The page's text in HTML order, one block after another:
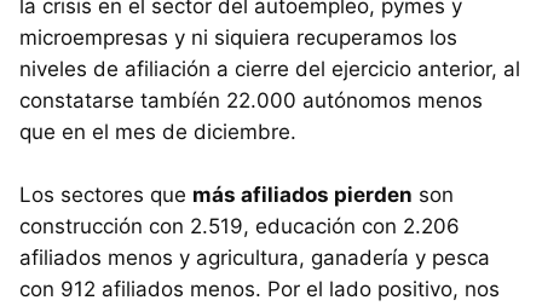
la crisis en el sector del autoempleo, pymes y
microempresas y ni siquiera recuperamos los
niveles de afiliación a cierre del ejercicio anterior, al
constatarse tambíén 22.000 autónomos menos
que en el mes de diciembre.
Los sectores que más afiliados pierden son
construcción con 2.519, educación con 2.206
afiliados menos y agricultura, ganadería y pesca
con 912 afiliados menos. Por el lado positivo, nos